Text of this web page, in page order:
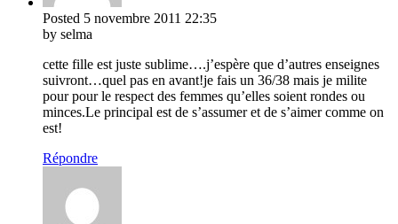
Posted 5 novembre 2011 22:35
by selma
cette fille est juste sublime….j’espère que d’autres enseignes
suivront…quel pas en avant!je fais un 36/38 mais je milite
pour pour le respect des femmes qu’elles soient rondes ou
minces.Le principal est de s’assumer et de s’aimer comme on
est!
Répondre